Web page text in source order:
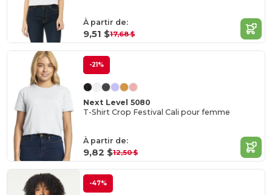
À partir de:
9,51 $17,68 $
-21%
Next Level 5080
T-Shirt Crop Festival Cali pour femme
À partir de:
9,82 $12,50 $
-47%